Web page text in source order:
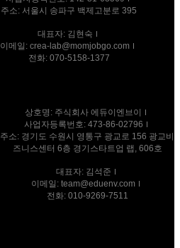
주소: 서울시 송파구 백제고분로 395
대표자: 김현숙
이메일: crea-lab@momjobgo.com
전화: 070-5158-1377
상호명: 주식회사 에듀이엔브이
사업자등록번호: 473-86-02796
주소: 경기도 수원시 영통구 광교로 156 광교비
즈니스센터 6층 경기스타트업 랩, 606호
대표자: 김석준
이메일: team@eduenv.com
전화: 010-9269-7511